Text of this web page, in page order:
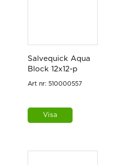
Salvequick Aqua
Block 12x12-p
Art nr: 510000557
Visa